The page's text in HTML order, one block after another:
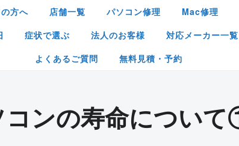
方へ 店舗一覧 パソコン修理
Mac修理
症状で選ぶ 法人のお客様
対応メーカー一覧
よくあるご質問
無料見積・予約
コンの寿命につい